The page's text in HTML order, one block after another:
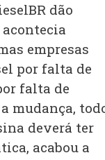
dão
empresas
por falta de
falta de
mudança,
deverá ter
acabou a